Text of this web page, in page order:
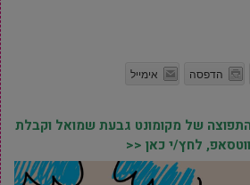
הדפסה אימייל
של מקומונט גבעת שמואל וקבלת
לחץ/י כאן <<